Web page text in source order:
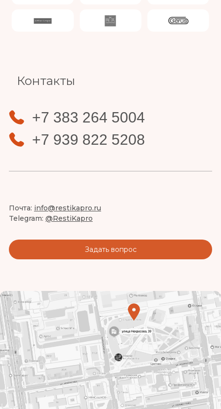
Контакты
+7 383 264 5004
+7 939 822 5208
Почта: info@restikapro.ru
Telegram: @RestiKapro
Задать вопрос